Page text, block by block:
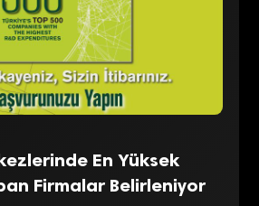
En Yüksek
Firmalar Belirleniyor